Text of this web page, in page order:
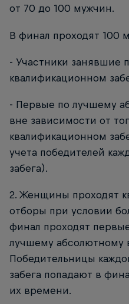
от 70 до 100 мужчин.
В финал проходят 100
- Участники занявшие
квалификационном
- Первые по лучшему
вне зависимости от
квалификационном
учета победителей
забега).
2. Женщины проходят
отборы при условии
финал проходят
лучшему абсолютному
Победительницы
забега попадают в
их времени.